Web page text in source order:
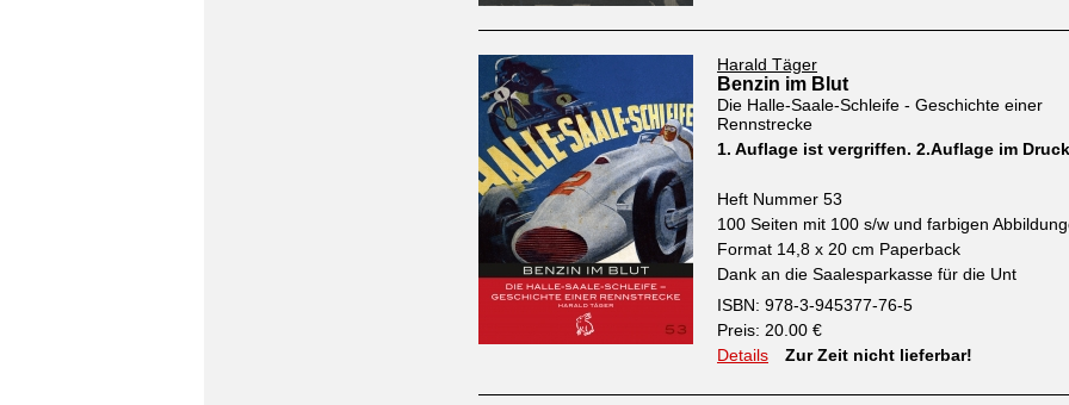
Harald Täger
Benzin im Blut
Die Halle-Saale-Schleife - Geschichte einer
Rennstrecke
1. Auflage ist vergriffen. 2.Auflage im Druck
Heft Nummer 53
100 Seiten mit 100 s/w und farbigen
Format 14,8 x 20 cm Paperback
Dank an die Saalesparkasse für die Unt
ISBN: 978-3-945377-76-5
Preis: 20.00 €
Details
Zur Zeit nicht lieferbar!